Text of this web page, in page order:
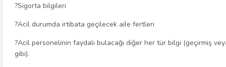
?Sigorta bilgileri
?Acil durumda irtibata geçilecek aile fertleri
?Acil personelinin faydalı bulacağı diğer her tür bilgi (geçirmiş
gibi).